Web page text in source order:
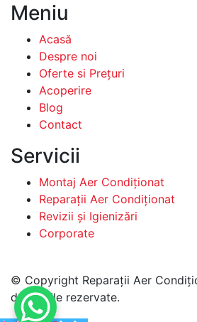
Meniu
Acasă
Despre noi
Oferte si Prețuri
Acoperire
Blog
Contact
Servicii
Montaj Aer Condiționat
Reparații Aer Condiționat
Revizii și Igienizări
Corporate
© Copyright Reparații Aer
drepturile rezervate.